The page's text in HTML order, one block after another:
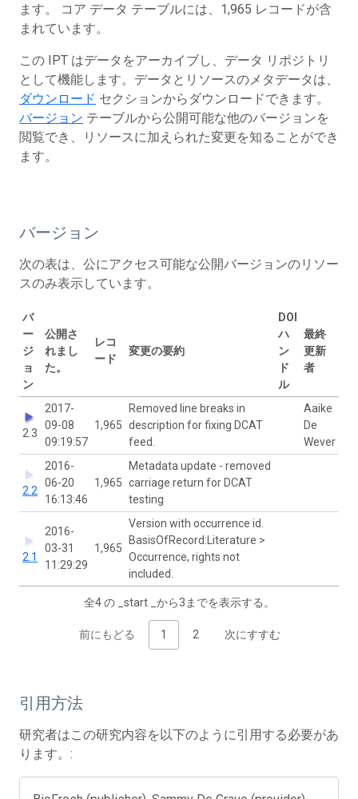
ます。 コア データ テーブルには、1,965 レコードが含
まれています。
この IPT はデータをアーカイブし、データ リポジトリ
として機能します。データとリソースのメタデータは、
ダウンロード セクションからダウンロードできます。
バージョン テーブルから公開可能な他のバージョンを
閲覧でき、リソースに加えられた変更を知ることができ
ます。
バージョン
次の表は、公にアクセス可能な公開バージョンのリソー
スのみ表示しています。
バ
ー
ジ
ョ
ン
公開さ
れまし
た。
レコ
ード
変更の要約
DOI
ハ
ン
ド
ル
最終
更新
者
2.3
2017-
09-08
09:19:57
1,965
Removed line breaks in
description for fixing DCAT
feed.
Aaike
De
Wever
2.2
2016-
06-20
16:13:46
1,965
Metadata update - removed
carriage return for DCAT
testing
2.1
2016-
03-31
11:29:29
1,965
Version with occurrence id.
BasisOfRecord:Literature >
Occurrence, rights not
included.
全4 の _start _から3までを表示する。
前にもどる 1 2 次にすすむ
引用方法
研究者はこの研究内容を以下のように引用する必要があ
ります。: